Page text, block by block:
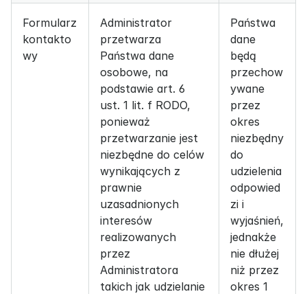
Formularz
kontakto
wy
Administrator
przetwarza
Państwa dane
osobowe, na
podstawie art. 6
ust. 1 lit. f RODO,
ponieważ
przetwarzanie jest
niezbędne do celów
wynikających z
prawnie
uzasadnionych
interesów
realizowanych
przez
Administratora
takich jak udzielanie
Państwa
dane
będą
przechow
ywane
przez
okres
niezbędny
do
udzielenia
odpowied
zi i
wyjaśnień,
jednakże
nie dłużej
niż przez
okres 1